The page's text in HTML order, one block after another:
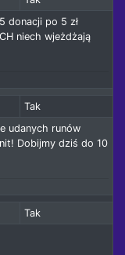
donacji po 5 zł
niech wjeżdżają
Tak
udanych runów
Dobijmy dziś do 10
Tak